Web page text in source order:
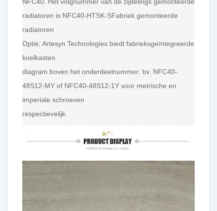
radiatoren is:NFC40-HTSK-SFabriek gemonteerde
radiatoren
Optie, Artesyn Technologies biedt fabrieksgeïntegreerde
koelkasten.
diagram boven het onderdeelnummer: bv. NFC40-
48S12-MY of NFC40-48S12-1Y voor metrische en
imperiale schroeven
respectievelijk.